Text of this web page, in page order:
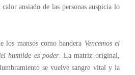
ansiado de las personas auspicia lo
los mansos como bandera Vencemos el
humilde es poder. La matriz original,
se vuelve sangre vital y la